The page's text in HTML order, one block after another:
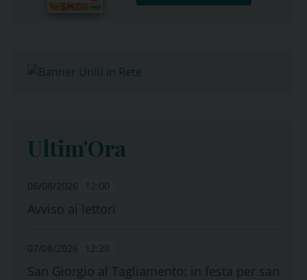
Ultim'Ora
06/08/2026 12:00
Avviso ai lettori
07/08/2026 12:28
San Giorgio al Tagliamento: in festa per san